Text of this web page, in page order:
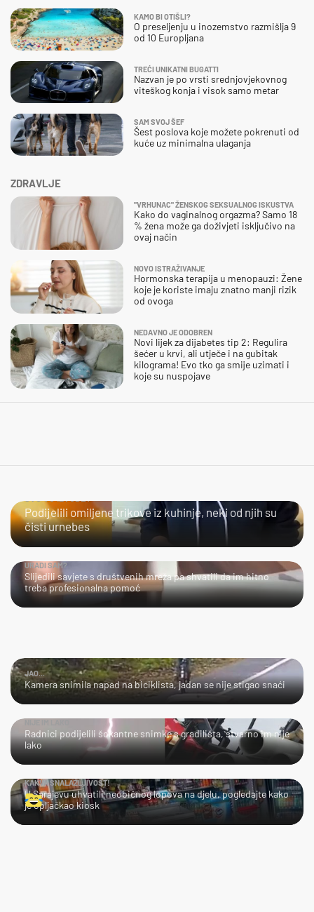
ZDRAVLJE
"VRHUNAC" ŽENSKOG SEKSUALNOG ISKUSTVA
Kako do vaginalnog orgazma? Samo 18
% žena može ga doživjeti isključivo na
ovaj način
NOVO ISTRAŽIVANJE
Hormonska terapija u menopauzi: Žene
koje je koriste imaju znatno manji rizik
od ovoga
NEDAVNO JE ODOBREN
Novi lijek za dijabetes tip 2: Regulira
šećer u krvi, ali utječe i na gubitak
kilograma! Evo tko ga smije uzimati i
koje su nuspojave
KAMO BI OTIŠLI?
O preseljenju u inozemstvo razmišlja 9
od 10 Europljana
TREĆI UNIKATNI BUGATTI
Nazvan je po vrsti srednjovjekovnog
viteškog konja i visok samo metar
SAM SVOJ ŠEF
Šest poslova koje možete pokrenuti od
kuće uz minimalna ulaganja
Podijelili omiljene trikove iz kuhinje, neki od njih su
čisti urnebes
URADI SAM?
Slijedili savjete s društvenih mreža pa shvatili da im hitno
treba profesionalna pomoć
JAO...
Kamera snimila napad na biciklista, jadan se nije stigao snaći
Radnici podijelili šokantne snimke s gradilišta, stvarno im nije
lako
KAKVA SNALAŽLJIVOST!
U Sarajevu uhvatili neobičnog lopova na djelu, pogledajte kako
je opljačkao kiosk